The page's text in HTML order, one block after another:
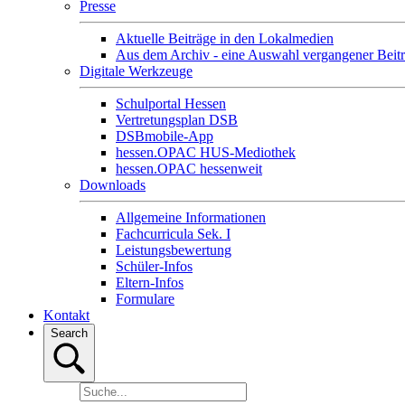
Presse
Aktuelle Beiträge in den Lokalmedien
Aus dem Archiv - eine Auswahl vergangener
Digitale Werkzeuge
Schulportal Hessen
Vertretungsplan DSB
DSBmobile-App
hessen.OPAC HUS-Mediothek
hessen.OPAC hessenweit
Downloads
Allgemeine Informationen
Fachcurricula Sek. I
Leistungsbewertung
Schüler-Infos
Eltern-Infos
Formulare
Kontakt
Search